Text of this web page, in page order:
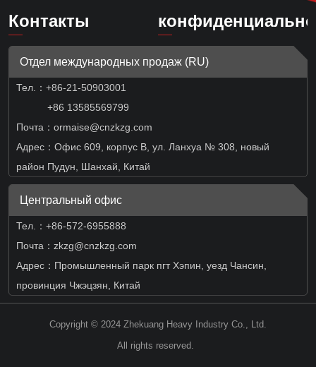
Контакты
Отдел международных продаж (RU)
Тел.： +86-21-50903001
+86 13585569799
Почта：ormaise@cnzkzg.com
Адрес：Офис 609, корпус B, ул. Ланхуа № 308, новый
район Пудун, Шанхай, Китай
Центральный офис
Тел.：+86-572-6955888
Почта：zkzg@cnzkzg.com
Адрес：Промышленный парк пгт Хэпин, уезд Чансин,
провинция Чжэцзян, Китай
Copyright © 2024 Zhekuang Heavy Industry Co., Ltd.
All rights reserved.